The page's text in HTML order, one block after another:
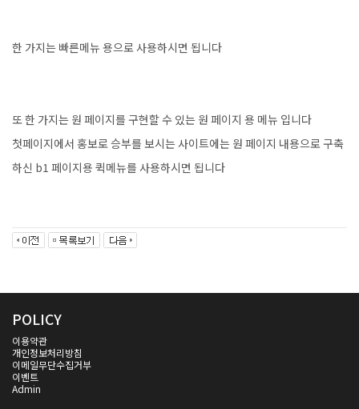
한 가지는 빠른메뉴 용으로 사용하시면 됩니다
또 한 가지는 원 페이지를 구현할 수 있는 원 페이지 용 메뉴 입니다
첫페이지에서 홍보로 승부를 보시는 사이트에는 원 페이지 내용으로 구축
하신 b1 페이지용 퀵메뉴를 사용하시면 됩니다
POLICY
이용약관
개인정보처리방침
이메일무단수집거부
이벤트
Admin